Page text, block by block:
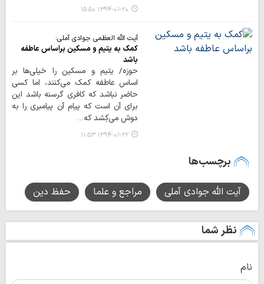
۱۳۹۴-۰۱-۲۰ ۱۵:۵۰
آیت الله العظمی جوادی آملی:
کمک به یتیم و مسکین براساس عاطفه
باشد
حوزه/ يتيم و مسکين را خيلي‌ها بر
اساس عاطفه کمک مي‌کنند، اما کسي
حاضر نباشد که کافري گرسنه باشد اين
براي آن است که پيام آن پيامبري را به
دوش مي‌کِشد که…
۱۳۹۴-۰۱-۲۲ ۱۱:۵۳
برچسب‌ها
آیت الله جوادی آملی مراجع و علما حفظ دین
نظر شما
نام